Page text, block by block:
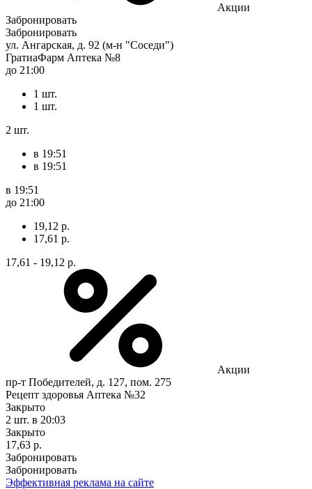
Акции
Забронировать
Забронировать
ул. Ангарская, д. 92 (м-н "Соседи")
ГратиаФарм Аптека №8
до 21:00
1 шт.
1 шт.
2 шт.
в 19:51
в 19:51
в 19:51
до 21:00
19,12 р.
17,61 р.
17,61 - 19,12 р.
Акции
пр-т Победителей, д. 127, пом. 275
Рецепт здоровья Аптека №32
Закрыто
2 шт. в 20:03
Закрыто
17,63 р.
Забронировать
Забронировать
Эффективная реклама на сайте